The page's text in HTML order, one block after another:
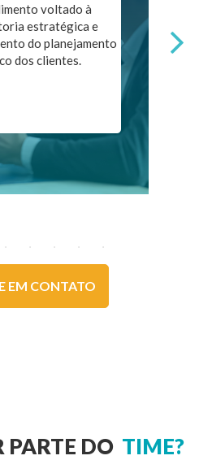
voltado à
estratégica e
do planejamento
dos clientes.
EM CONTATO
PARTE DO TIME?